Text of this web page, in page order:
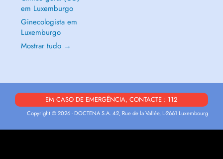
em Luxemburgo
Ginecologista em
Luxemburgo
Mostrar tudo →
EM CASO DE EMERGÊNCIA, CONTACTE : 112
Copyright © 2026 - DOCTENA S.A. 42, Rue de la Vallée, L-2661 Luxembourg